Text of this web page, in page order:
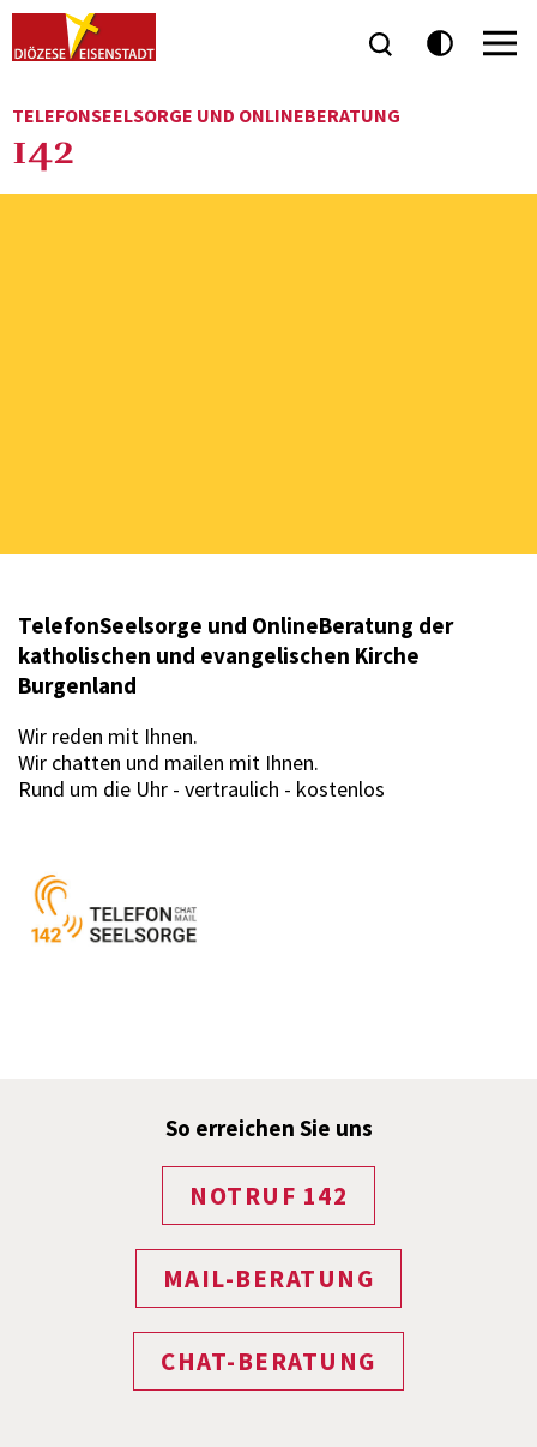
TELEFONSEELSORGE UND ONLINEBERATUNG
142
TelefonSeelsorge und OnlineBeratung der
katholischen und evangelischen Kirche
Burgenland
Wir reden mit Ihnen.
Wir chatten und mailen mit Ihnen.
Rund um die Uhr - vertraulich - kostenlos
So erreichen Sie uns
NOTRUF 142
MAIL-BERATUNG
CHAT-BERATUNG